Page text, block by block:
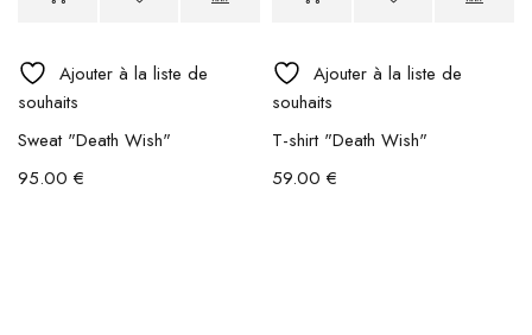
Ajouter à la liste de
souhaits
Sweat "Death Wish"
95.00 €
Ajouter à la liste de
souhaits
T-shirt "Death Wish"
59.00 €